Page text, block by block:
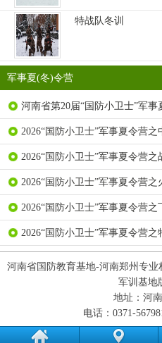
特战队冬训
军事夏(冬)令营
河南省第20届“国防小卫士”军事
2026“国防小卫士”军事夏令营之
2026“国防小卫士”军事夏令营之
2026“国防小卫士”军事夏令营之
2026“国防小卫士”军事夏令营之
2026“国防小卫士”军事夏令营之
河南省国防教育基地-河南郑州专
军训基地
地址：河
电话：0371-